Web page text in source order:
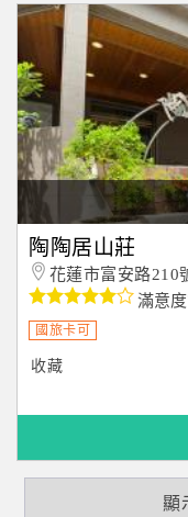
陶陶居山莊
花蓮市富安路210
滿意
國旅卡可
收藏
顯